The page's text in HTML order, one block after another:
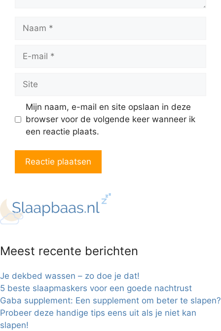
mail
Mijn naam, e-mail en site opslaan in deze
browser voor de volgende keer wanneer ik
een reactie plaats.
Meest recente berichten
Je dekbed wassen – zo doe je dat!
5 beste slaapmaskers voor een goede nachtrust
Gaba supplement: Een supplement om beter te slapen?
Probeer deze handige tips eens uit als je niet kan
slapen!